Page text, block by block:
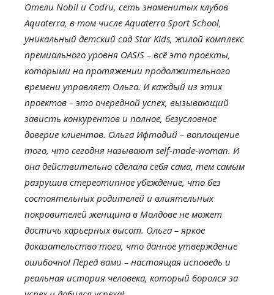
Отели Nobil и Codru, сеть знаменитых клубов
Aquaterra, в том числе Aquaterra Sport School,
уникальный детский сад Star Kids, жилой комплекс
премиального уровня OASIS – всё это проекты,
которыми на протяжении продолжительного
времени управляет Ольга. И каждый из этих
проектов – это очередной успех, вызывающий
зависть конкурентов и полное, безусловное
доверие клиентов. Ольга Ифтодий – воплощение
того, что сегодня называют self-made-woman. И
она действительно сделала себя сама, тем самым
разрушив стереотипное убеждение, что без
состоятельных родителей и влиятельных
покровителей женщина в Молдове не может
достичь карьерных высот. Ольга – яркое
доказательство того, что данное утверждение
ошибочно! Перед вами – настоящая исповедь и
реальная история человека, который боролся за